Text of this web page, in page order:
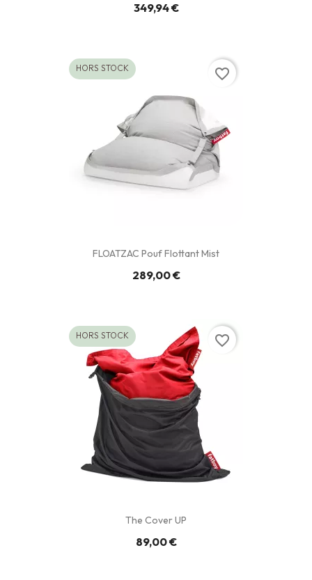
349,94 €
FLOATZAC Pouf Flottant Mist
289,00 €
HORS STOCK favorite_border
The Cover UP
89,00 €
HORS STOCK favorite_border